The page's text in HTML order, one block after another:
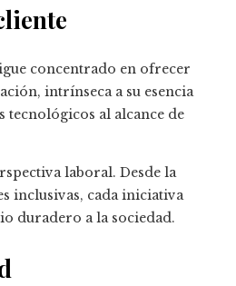
concentrado en ofrecer
intrínseca a su esencia
tecnológicos al alcance de
laboral. Desde la
inclusivas, cada iniciativa
duradero a la sociedad.